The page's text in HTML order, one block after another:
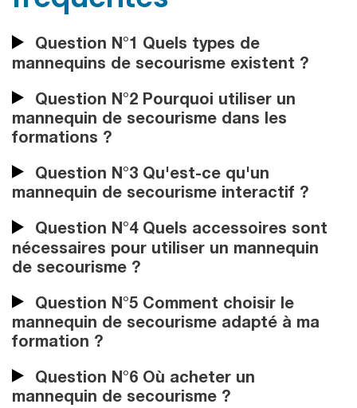
Question N°1 Quels types de
mannequins de secourisme existent ?
Question N°2 Pourquoi utiliser un
mannequin de secourisme dans les
formations ?
Question N°3 Qu'est-ce qu'un
mannequin de secourisme interactif ?
Question N°4 Quels accessoires sont
nécessaires pour utiliser un mannequin
de secourisme ?
Question N°5 Comment choisir le
mannequin de secourisme adapté à ma
formation ?
Question N°6 Où acheter un
mannequin de secourisme ?